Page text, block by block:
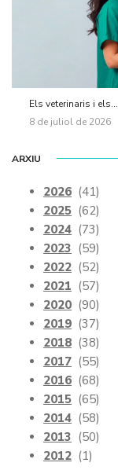
Els veterinaris i els...
8 de juliol de 2026
ARXIU
2026 (41)
2025 (62)
2024 (73)
2023 (59)
2022 (52)
2021 (57)
2020 (90)
2019 (37)
2018 (38)
2017 (55)
2016 (68)
2015 (65)
2014 (58)
2013 (50)
2012 (1)